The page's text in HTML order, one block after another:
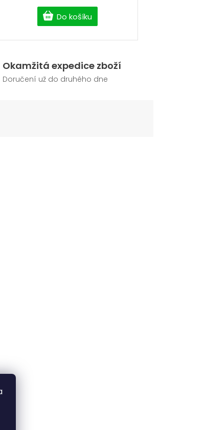
Do košíku
Okamžitá expedice zboží
Doručení už do druhého dne